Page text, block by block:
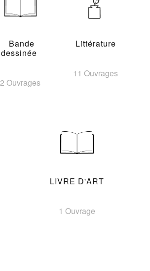
Bande
dessinée
2 Ouvrages
Littérature
11 Ouvrages
LIVRE D'ART
1 Ouvrage